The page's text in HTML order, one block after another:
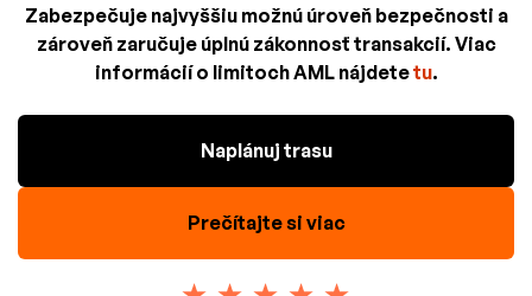
Zabezpečuje najvyššiu možnú úroveň bezpečnosti a
zároveň zaručuje úplnú zákonnosť transakcií. Viac
informácií o limitoch AML nájdetetu.
Naplánuj trasu
Prečítajte si viac